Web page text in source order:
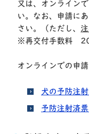
又は、オンライン
い。なお、申請に
さい。（ただし、
※再交付手数料
オンラインでの申
犬の予防注
予防注射済